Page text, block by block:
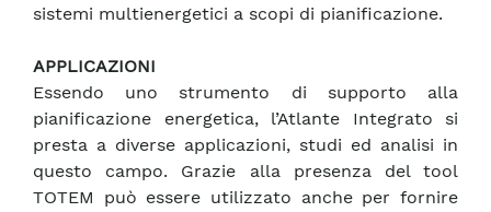
sistemi multienergetici a scopi di pianificazione.
APPLICAZIONI
Essendo uno strumento di supporto alla
pianificazione energetica, l’Atlante Integrato si
presta a diverse applicazioni, studi ed analisi in
questo campo. Grazie alla presenza del tool
TOTEM può essere utilizzato anche per fornire